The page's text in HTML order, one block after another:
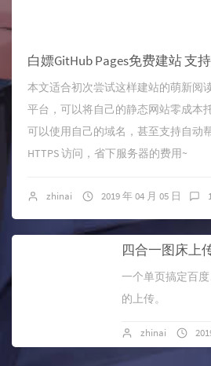
白嫖GitHub Pages免费建站 支
本文适合初次尝试这样建站的萌新阅
平台，可以将自己的静态网站零成本
可以使用自己的域名，甚至支持自动
HTTPS 访问，省下服务器的费用~
zhinai 2019 年 04 月 05 日
四合一图床上
一个单页搞定百
的上传。
zhinai